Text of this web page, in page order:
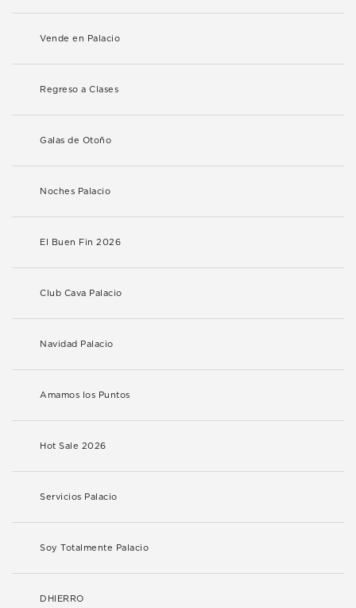
Vende en Palacio
Regreso a Clases
Galas de Otoño
Noches Palacio
El Buen Fin 2026
Club Cava Palacio
Navidad Palacio
Amamos los Puntos
Hot Sale 2026
Servicios Palacio
Soy Totalmente Palacio
DHIERRO